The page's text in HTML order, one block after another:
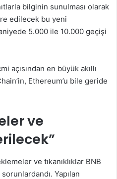
bilginin sunulması olarak
edilecek bu yeni
5.000 ile 10.000 geçişi
açısından en büyük akıllı
Ethereum’u bile geride
ve
ve tıkanıklıklar BNB
Yapılan